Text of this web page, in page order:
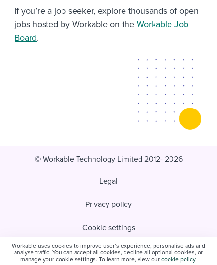
Workable uses cookies to improve user’s experience, personalise ads and
analyse traffic. You can accept all cookies, decline all optional cookies, or
manage your cookie settings. To learn more, view our cookie policy.
If you’re a job seeker, explore thousands of open
jobs hosted by Workable on the Workable Job
Board.
© Workable Technology Limited 2012- 2026
Legal
Privacy policy
Cookie settings
Do not sell/share my personal information